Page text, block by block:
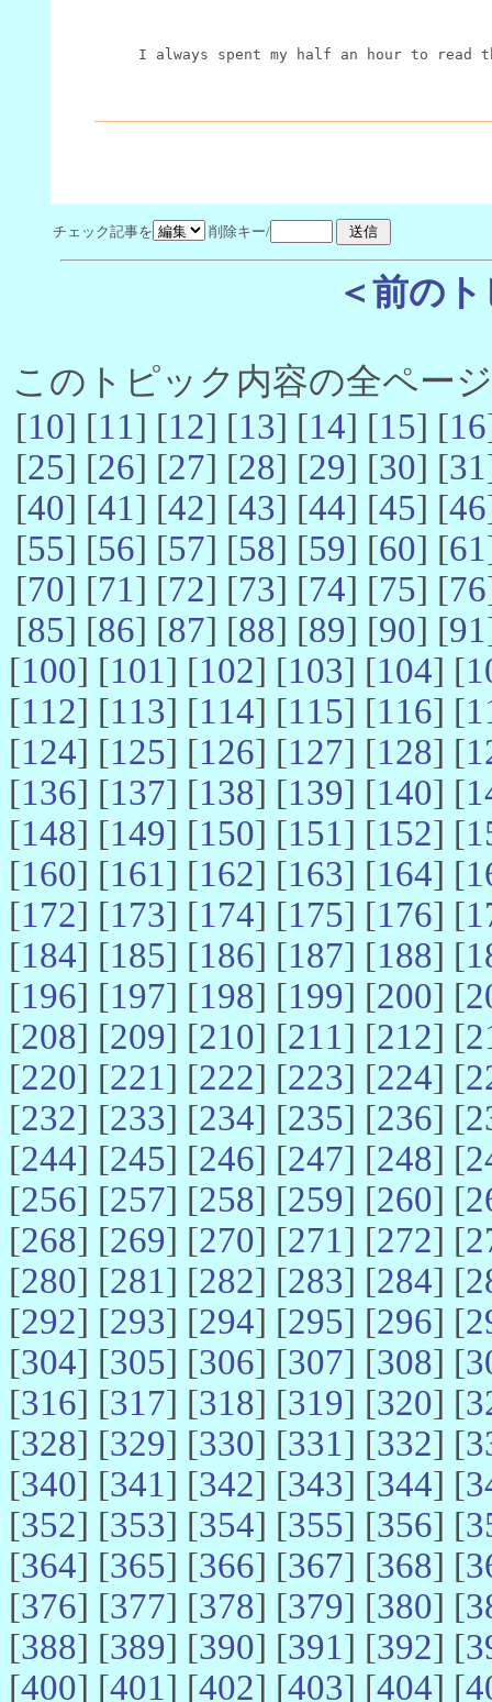
I always spent my half an hour to
チェック記事を 削除キー/
＜前の
このトピック内容の全ペー
[10] [11] [12] [13] [14] [15] [16
[25] [26] [27] [28] [29] [30] [31
[40] [41] [42] [43] [44] [45] [46
[55] [56] [57] [58] [59] [60] [61
[70] [71] [72] [73] [74] [75] [76
[85] [86] [87] [88] [89] [90] [91
[100] [101] [102] [103] [104] [
[112] [113] [114] [115] [116] [
[124] [125] [126] [127] [128] [
[136] [137] [138] [139] [140] [
[148] [149] [150] [151] [152] [
[160] [161] [162] [163] [164] [
[172] [173] [174] [175] [176] [
[184] [185] [186] [187] [188] [
[196] [197] [198] [199] [200] [
[208] [209] [210] [211] [212] [
[220] [221] [222] [223] [224] [
[232] [233] [234] [235] [236] [
[244] [245] [246] [247] [248] [
[256] [257] [258] [259] [260] [
[268] [269] [270] [271] [272] [
[280] [281] [282] [283] [284] [
[292] [293] [294] [295] [296] [
[304] [305] [306] [307] [308] [
[316] [317] [318] [319] [320] [
[328] [329] [330] [331] [332] [
[340] [341] [342] [343] [344] [
[352] [353] [354] [355] [356] [
[364] [365] [366] [367] [368] [
[376] [377] [378] [379] [380] [
[388] [389] [390] [391] [392] [
[400] [401] [402] [403] [404] [